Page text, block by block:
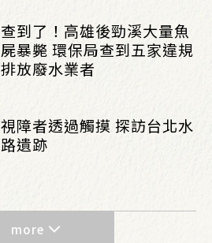
查到了！高雄後勁溪大量魚
屍暴斃 環保局查到五家違規
排放廢水業者
視障者透過觸摸 探訪台北水
路遺跡
more